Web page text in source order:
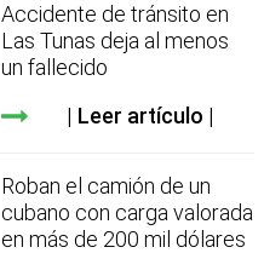
Accidente de tránsito en
Las Tunas deja al menos
un fallecido
Leer artículo
Roban el camión de un
cubano con carga valorada
en más de 200 mil dólares